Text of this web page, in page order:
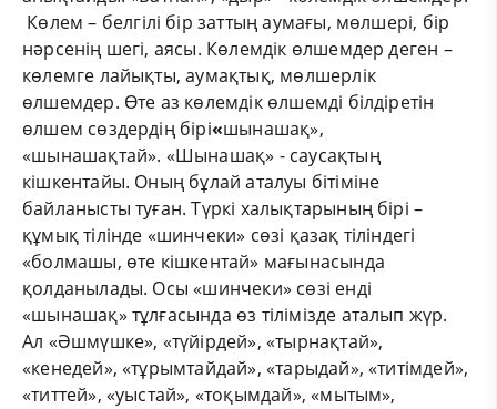
Көлем – белгілі бір заттың аумағы, мөлшері, бір
нәрсенің шегі, аясы. Көлемдік өлшемдер деген –
көлемге лайықты, аумақтық, мөлшерлік
өлшемдер. Өте аз көлемдік өлшемді білдіретін
өлшем сөздердің бірі«шынашақ»,
«шынашақтай». «Шынашақ» - саусақтың
кішкентайы. Оның бұлай аталуы бітіміне
байланысты туған. Түркі халықтарының бірі –
құмық тілінде «шинчеки» сөзі қазақ тіліндегі
«болмашы, өте кішкентай» мағынасында
қолданылады. Осы «шинчеки» сөзі енді
«шынашақ» тұлғасында өз тілімізде аталып жүр.
Ал «Әшмүшке», «түйірдей», «тырнақтай»,
«кенедей», «тұрымтайдай», «тарыдай», «титімдей»,
«титтей», «уыстай», «тоқымдай», «мытым»,